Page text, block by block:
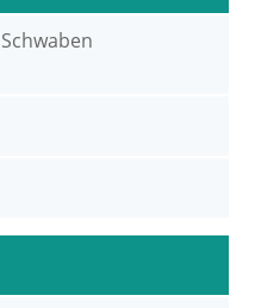
Schwaben